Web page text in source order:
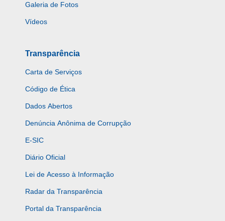
Galeria de Fotos
Vídeos
Transparência
Carta de Serviços
Código de Ética
Dados Abertos
Denúncia Anônima de Corrupção
E-SIC
Diário Oficial
Lei de Acesso à Informação
Radar da Transparência
Portal da Transparência